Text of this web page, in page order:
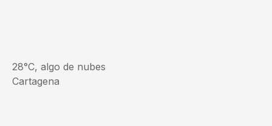
28°C, algo de nubes
Cartagena